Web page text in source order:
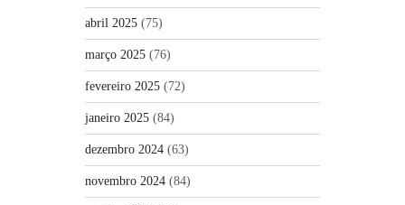
abril 2025 (75)
março 2025 (76)
fevereiro 2025 (72)
janeiro 2025 (84)
dezembro 2024 (63)
novembro 2024 (84)